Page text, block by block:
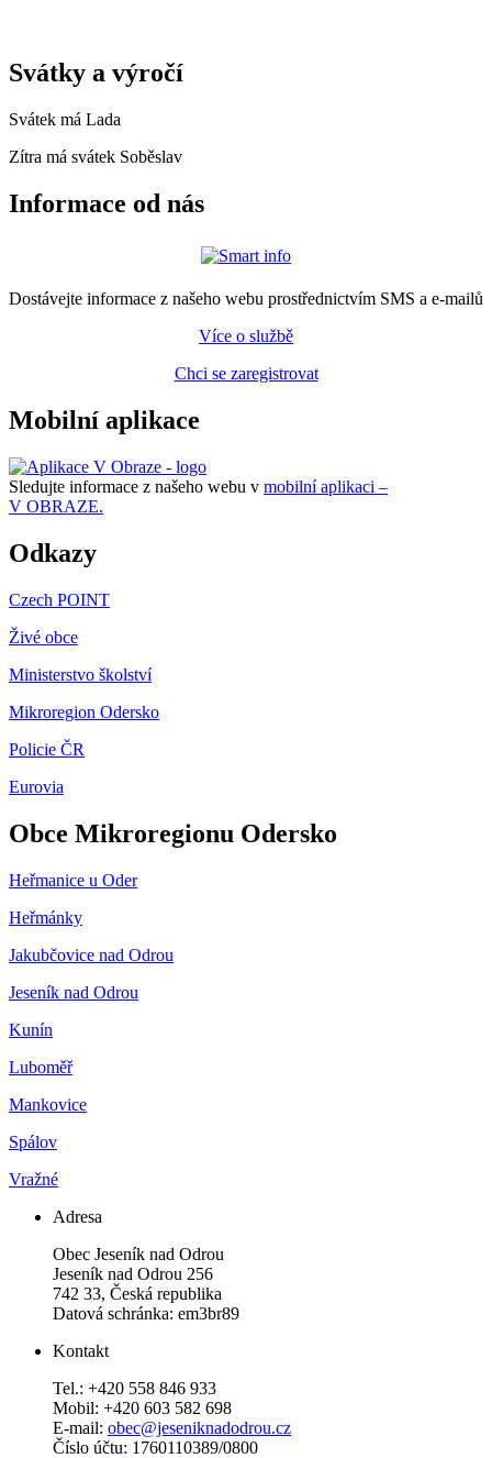
Svátky a výročí
Svátek má Lada
Zítra má svátek Soběslav
Informace od nás
Dostávejte informace z našeho webu prostřednictvím SMS a e-mailů
Více o službě
Chci se zaregistrovat
Mobilní aplikace
Sledujte informace z našeho webu v mobilní aplikaci –
V OBRAZE.
Odkazy
Czech POINT
Živé obce
Ministerstvo školství
Mikroregion Odersko
Policie ČR
Eurovia
Obce Mikroregionu Odersko
Heřmanice u Oder
Heřmánky
Jakubčovice nad Odrou
Jeseník nad Odrou
Kunín
Luboměř
Mankovice
Spálov
Vražné
Adresa
Obec Jeseník nad Odrou
Jeseník nad Odrou 256
742 33, Česká republika
Datová schránka: em3br89
Kontakt
Tel.: +420 558 846 933
Mobil: +420 603 582 698
E-mail: obec@jeseniknadodrou.cz
Číslo účtu: 1760110389/0800